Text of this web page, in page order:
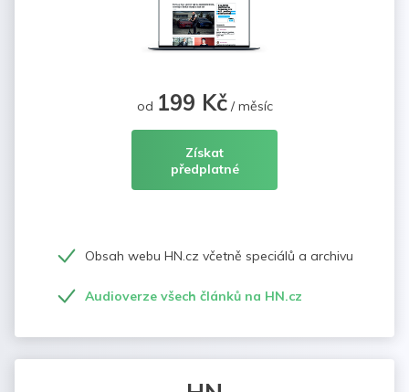
od 199 Kč/ měsíc
Získat
předplatné
Obsah webu HN.cz včetně speciálů a archivu
Audioverze všech článků na HN.cz